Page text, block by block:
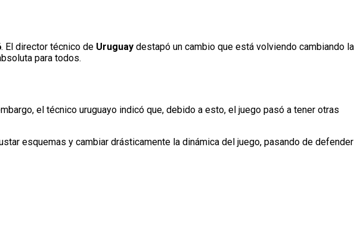
. El director técnico de Uruguay destapó un cambio que está volviendo cambiando la
para todos.
el técnico uruguayo indicó que, debido a esto, el juego pasó a tener otras
esquemas y cambiar drásticamente la dinámica del juego, pasando de defender